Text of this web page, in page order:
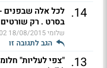
14
. לכל אלה שבפנים
בסרט . רק
שלומי18/08/2015 10:02
הגב לתגובה זו
13
. "צפי לעליות"